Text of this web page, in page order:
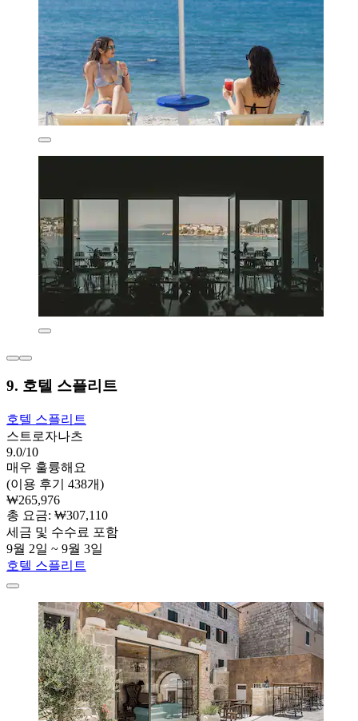
9. 호텔 스플리트
호텔 스플리트
스트로자나츠
9.0/10
매우 훌륭해요
(이용 후기 438개)
₩265,976
총 요금: ₩307,110
세금 및 수수료 포함
9월 2일 ~ 9월 3일
호텔 스플리트